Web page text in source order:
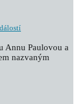
Annu Paulovou a
nazvaným